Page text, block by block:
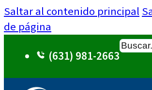
Saltar al contenido principal
de página
(631) 981-2663
Buscar